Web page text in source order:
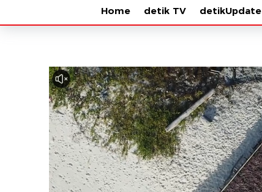
Home detik TV detikUpdate